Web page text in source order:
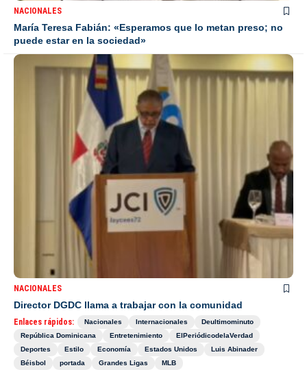
NACIONALES
María Teresa Fabián: «Esperamos que lo metan preso; no
puede estar en la sociedad»
NACIONALES
Director DGDC llama a trabajar con la comunidad
Enlaces rápidos: Nacionales Internacionales
Deultimominuto
República Dominicana
Entretenimiento
ElPeriódicodelaVerdad
Deportes
Estilo Economía Estados Unidos
Luis Abinader
Béisbol
portada Grandes Ligas MLB